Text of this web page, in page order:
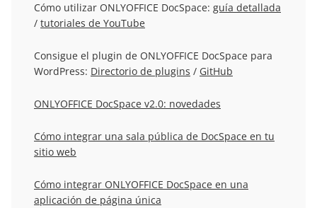
Cómo utilizar ONLYOFFICE DocSpace: guía detallada
/ tutoriales de YouTube
Consigue el plugin de ONLYOFFICE DocSpace para
WordPress: Directorio de plugins / GitHub
ONLYOFFICE DocSpace v2.0: novedades
Cómo integrar una sala pública de DocSpace en tu
sitio web
Cómo integrar ONLYOFFICE DocSpace en una
aplicación de página única